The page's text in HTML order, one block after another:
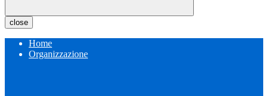
close
Home
Organizzazione